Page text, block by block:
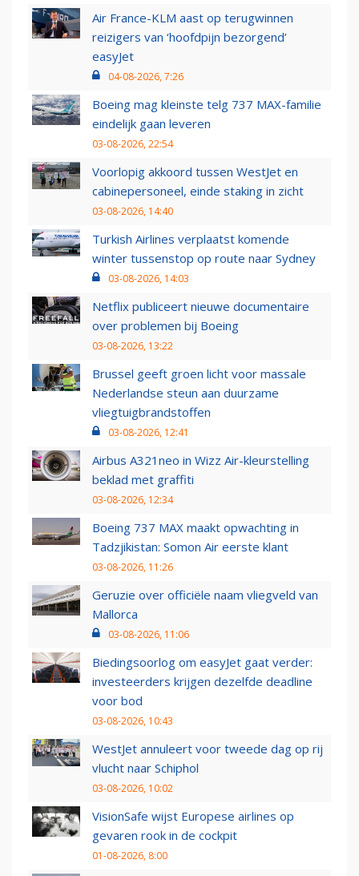
Air France-KLM aast op terugwinnen
reizigers van ‘hoofdpijn bezorgend’
easyJet
04-08-2026, 7:26
Boeing mag kleinste telg 737 MAX-familie
eindelijk gaan leveren
03-08-2026, 22:54
Voorlopig akkoord tussen WestJet en
cabinepersoneel, einde staking in zicht
03-08-2026, 14:40
Turkish Airlines verplaatst komende
winter tussenstop op route naar Sydney
03-08-2026, 14:03
Netflix publiceert nieuwe documentaire
over problemen bij Boeing
03-08-2026, 13:22
Brussel geeft groen licht voor massale
Nederlandse steun aan duurzame
vliegtuigbrandstoffen
03-08-2026, 12:41
Airbus A321neo in Wizz Air-kleurstelling
beklad met graffiti
03-08-2026, 12:34
Boeing 737 MAX maakt opwachting in
Tadzjikistan: Somon Air eerste klant
03-08-2026, 11:26
Geruzie over officiële naam vliegveld van
Mallorca
03-08-2026, 11:06
Biedingsoorlog om easyJet gaat verder:
investeerders krijgen dezelfde deadline
voor bod
03-08-2026, 10:43
WestJet annuleert voor tweede dag op rij
vlucht naar Schiphol
03-08-2026, 10:02
VisionSafe wijst Europese airlines op
gevaren rook in de cockpit
01-08-2026, 8:00